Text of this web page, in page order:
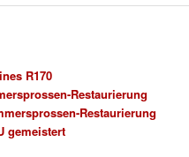
R170
Restaurierung
Restaurierung
gemeistert